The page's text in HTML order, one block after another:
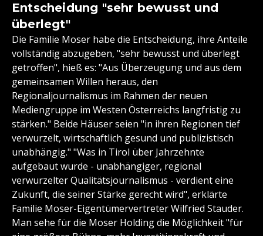
Entscheidung "sehr bewusst und
überlegt"
Die Familie Moser habe die Entscheidung, ihre Anteile
vollständig abzugeben, "sehr bewusst und überlegt
getroffen", hieß es: "Aus Überzeugung und aus dem
gemeinsamen Willen heraus, den
Regionaljournalismus im Rahmen der neuen
Mediengruppe im Westen Österreichs langfristig zu
stärken." Beide Häuser seien "in ihren Regionen tief
verwurzelt, wirtschaftlich gesund und publizistisch
unabhängig." "Was in Tirol über Jahrzehnte
aufgebaut wurde - unabhängiger, regional
verwurzelter Qualitätsjournalismus - verdient eine
Zukunft, die seiner Stärke gerecht wird", erklärte
Familie Moser-Eigentümervertreter Wilfried Stauder.
Man sehe für die Moser Holding die Möglichkeit "für